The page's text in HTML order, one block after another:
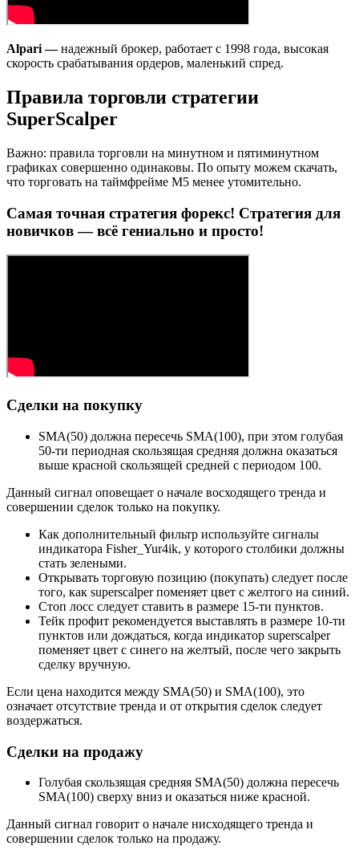
Alpari —надежный брокер, работает с 1998 года, высокая
скорость срабатывания ордеров, маленький спред.
Правила торговли стратегии
SuperScalper
Важно: правила торговли на минутном и пятиминутном
графиках совершенно одинаковы. По опыту можем скачать,
что торговать на таймфрейме M5 менее утомительно.
Самая точная стратегия форекс! Стратегия для
новичков — всё гениально и просто!
Сделки на покупку
SMA(50) должна пересечь SMA(100), при этом голубая
50-ти периодная скользящая средняя должна оказаться
выше красной скользящей средней с периодом 100.
Данный сигнал оповещает о начале восходящего тренда и
совершении сделок только на покупку.
Как дополнительный фильтр используйте сигналы
индикатора Fisher_Yur4ik, у которого столбики должны
стать зелеными.
Открывать торговую позицию (покупать) следует после
того, как superscalper поменяет цвет с желтого на синий.
Стоп лосс следует ставить в размере 15-ти пунктов.
Тейк профит рекомендуется выставлять в размере 10-ти
пунктов или дождаться, когда индикатор superscalper
поменяет цвет с синего на желтый, после чего закрыть
сделку вручную.
Если цена находится между SMA(50) и SMA(100), это
означает отсутствие тренда и от открытия сделок следует
воздержаться.
Сделки на продажу
Голубая скользящая средняя SMA(50) должна пересечь
SMA(100) сверху вниз и оказаться ниже красной.
Данный сигнал говорит о начале нисходящего тренда и
совершении сделок только на продажу.